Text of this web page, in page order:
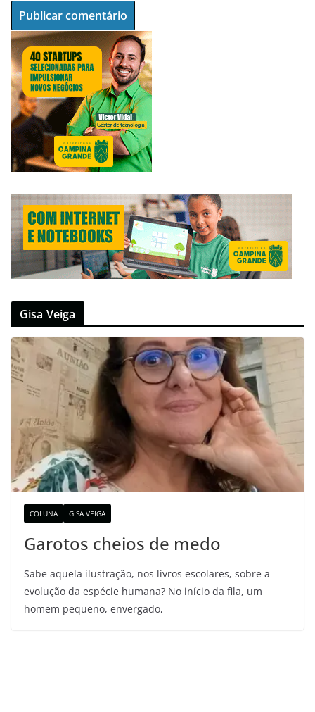
Gisa Veiga
COLUNA GISA VEIGA
Garotos cheios de medo
Sabe aquela ilustração, nos livros escolares, sobre a
evolução da espécie humana? No início da fila, um
homem pequeno, envergado,